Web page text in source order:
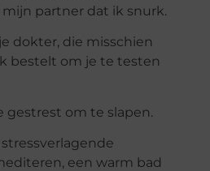
partner dat ik snurk.
dokter, die misschien
bestelt om je te testen
gestrest om te slapen.
een warm bad